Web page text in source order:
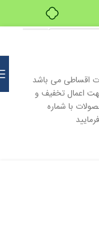
اقساطی می باشد
اعمال تخفیف و
با شماره